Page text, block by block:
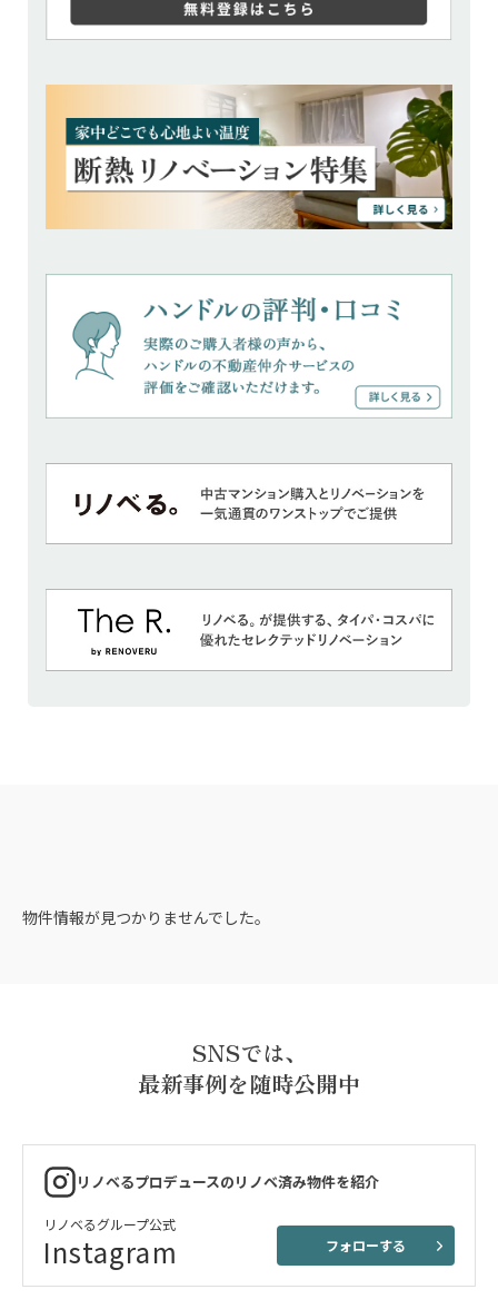
物件情報が見つかりませんでした。
SNSでは、
最新事例を随時公開中
リノベるプロデュースのリノベ済み物件を紹介
リノベるグループ公式
Instagram フォローする